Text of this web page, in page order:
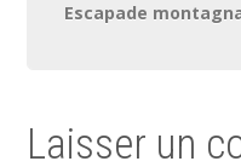
Escapade
Laisser un